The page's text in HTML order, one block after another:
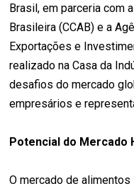
Brasil, em parceria com
Brasileira (CCAB) e a
Exportações e
realizado na Casa da
desafios do mercado
empresários e
Potencial do Mercado
O mercado de